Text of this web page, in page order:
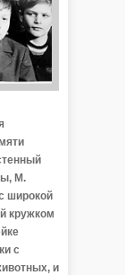
М.
широкой
кружком
с
и